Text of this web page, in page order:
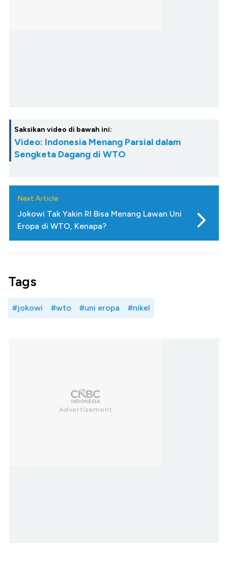
Saksikan video di bawah ini:
Video: Indonesia Menang Parsial dalam
Sengketa Dagang di WTO
Next Article
Jokowi Tak Yakin RI Bisa Menang Lawan Uni
Eropa di WTO, Kenapa?
Tags
#jokowi #wto #uni eropa #nikel